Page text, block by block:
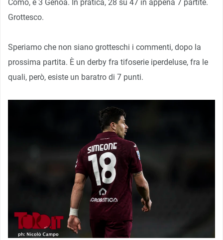
Como, e 3 Genoa. In pratica, 28 su 47 in appena 7 partite.
Grottesco.
Speriamo che non siano grotteschi i commenti, dopo la
prossima partita. È un derby fra tifoserie iperdeluse, fra le
quali, però, esiste un baratro di 7 punti.